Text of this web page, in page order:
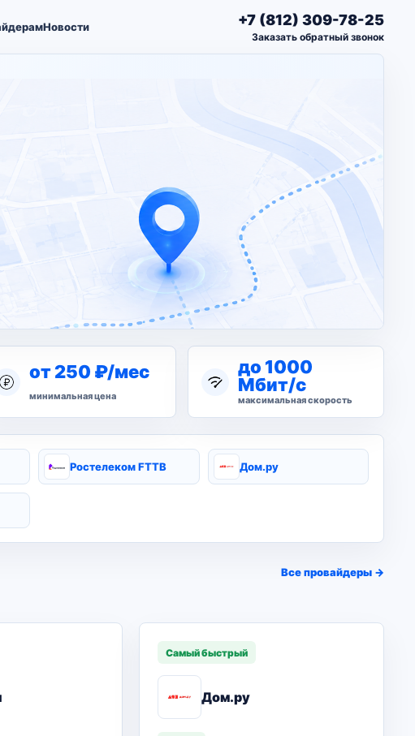
Новости +7 (812) 309-78-25
Заказать обратный звонок
от 250 ₽/мес
минимальная цена
до 1000
Мбит/с
максимальная скорость
Ростелеком FTTB Дом.ру
Все провайдеры →
Самый быстрый
Дом.ру